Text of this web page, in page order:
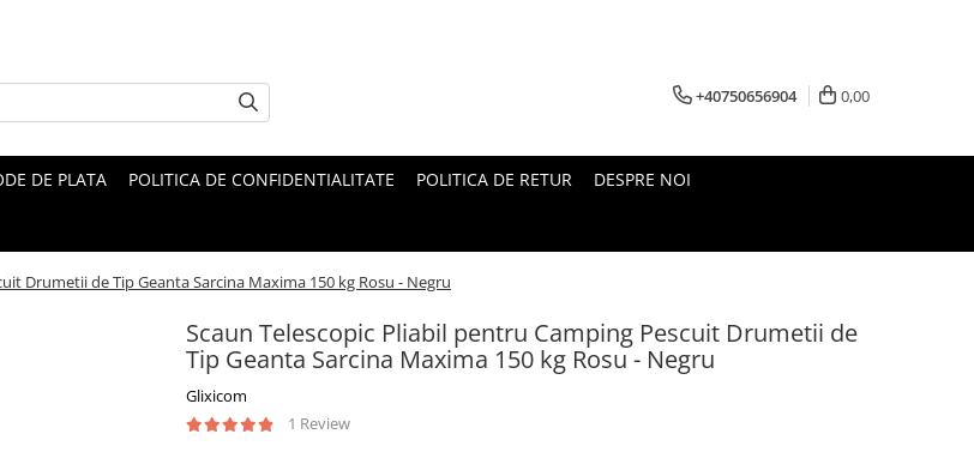
+40750656904 0,00
DE PLATA POLITICA DE CONFIDENTIALITATE POLITICA DE RETUR DESPRE NOI
Drumetii de Tip Geanta Sarcina Maxima 150 kg Rosu - Negru
Scaun Telescopic Pliabil pentru Camping Pescuit Drumetii de
Tip Geanta Sarcina Maxima 150 kg Rosu - Negru
Glixicom
1 Review